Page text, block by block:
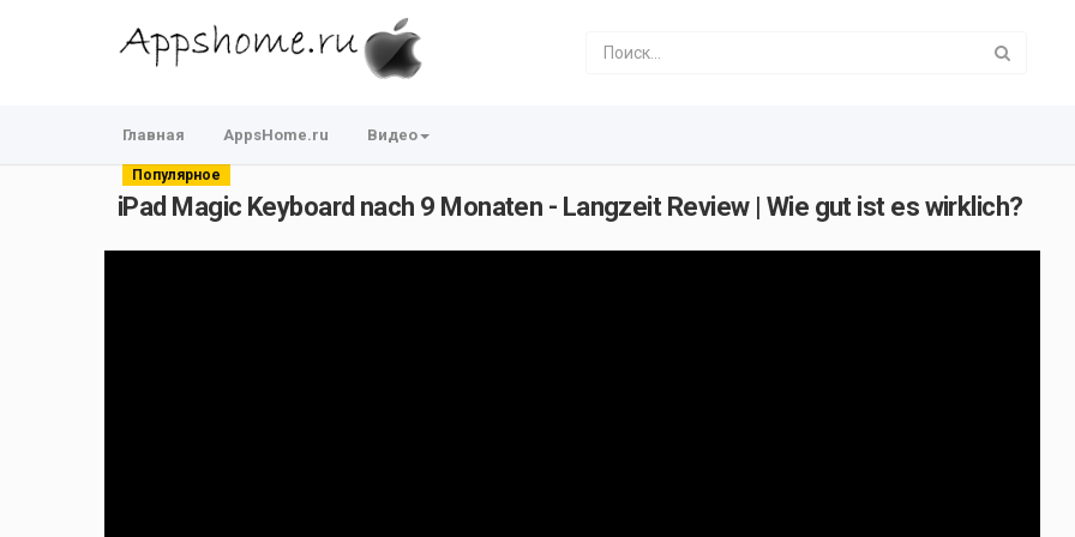
Главная AppsHome.ru Видео
Популярное
iPad Magic Keyboard nach 9 Monaten - Langzeit Review | Wie gut ist es wirklich?